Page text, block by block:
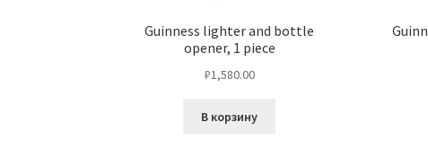
Guinness lighter and bottle
opener, 1 piece
₽1,580.00
В корзину